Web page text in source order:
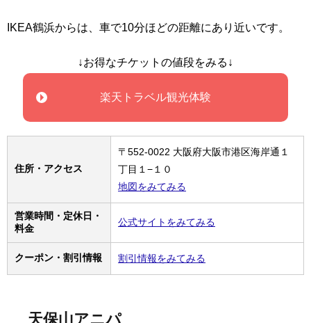
IKEA鶴浜からは、車で10分ほどの距離にあり近いです。
↓お得なチケットの値段をみる↓
楽天トラベル観光体験
住所・アクセス
〒552-0022 大阪府大阪市港区海岸通１
丁目１−１０
地図をみてみる
営業時間・定休日・
料金
公式サイトをみてみる
クーポン・割引情報 割引情報をみてみる
天保山アニパ